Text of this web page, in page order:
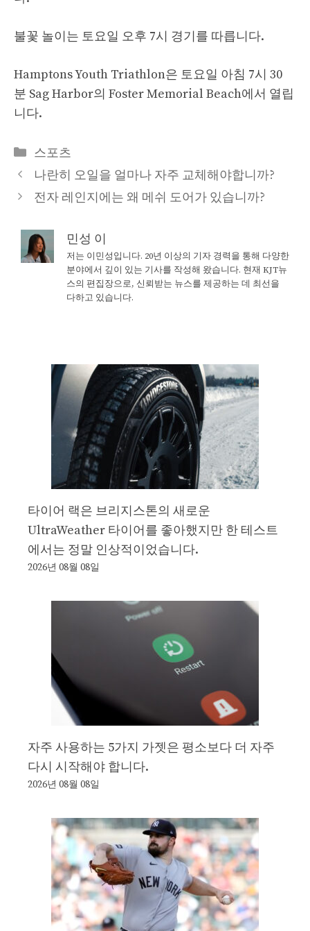
불꽃 놀이는 토요일 오후 7시 경기를 따릅니다.
Hamptons Youth Triathlon은 토요일 아침 7시 30
분 Sag Harbor의 Foster Memorial Beach에서 열립
니다.
Categories
스포츠
나란히 오일을 얼마나 자주 교체해야합니까?
전자 레인지에는 왜 메쉬 도어가 있습니까?
민성 이
저는 이민성입니다. 20년 이상의 기자 경력을 통해 다양한
분야에서 깊이 있는 기사를 작성해 왔습니다. 현재 KJT뉴
스의 편집장으로, 신뢰받는 뉴스를 제공하는 데 최선을
다하고 있습니다.
타이어 랙은 브리지스톤의 새로운
UltraWeather 타이어를 좋아했지만 한 테스트
에서는 정말 인상적이었습니다.
2026년 08월 08일
자주 사용하는 5가지 가젯은 평소보다 더 자주
다시 시작해야 합니다.
2026년 08월 08일